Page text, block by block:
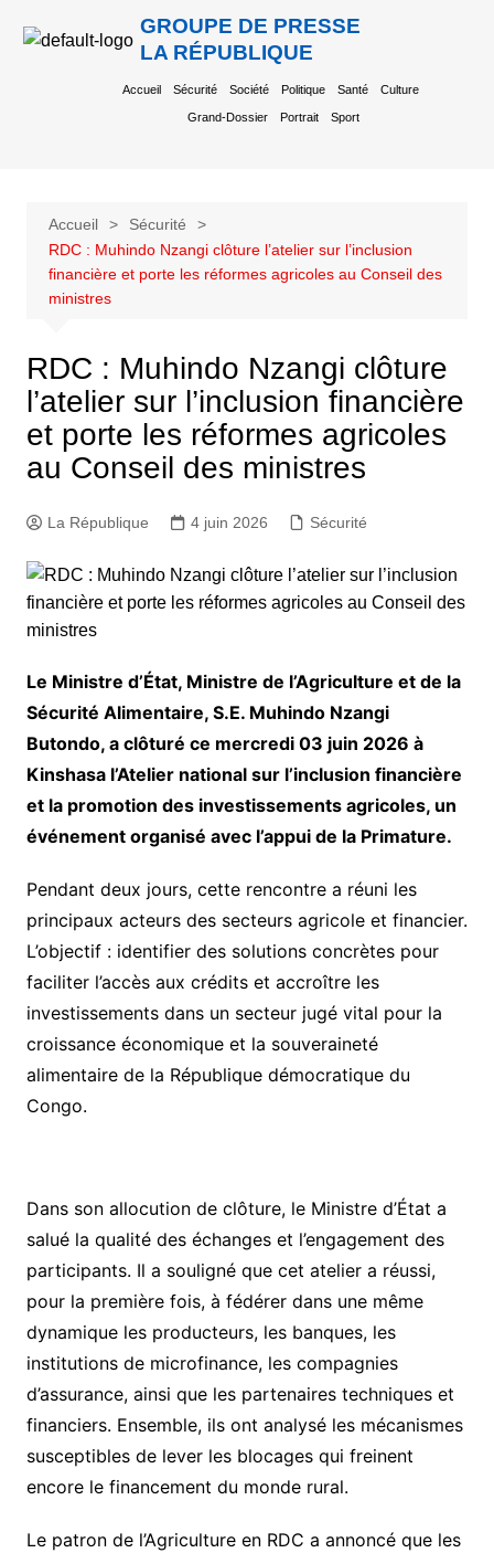
GROUPE DE PRESSE
LA RÉPUBLIQUE
Accueil Sécurité Société Politique Santé Culture
Grand-Dossier Portrait Sport
Accueil
Sécurité
RDC : Muhindo Nzangi clôture l’atelier sur l’inclusion
financière et porte les réformes agricoles au Conseil des
ministres
RDC : Muhindo Nzangi clôture
l’atelier sur l’inclusion financière
et porte les réformes agricoles
au Conseil des ministres
La République 4 juin 2026 Sécurité
Le Ministre d’État, Ministre de l’Agriculture et de la
Sécurité Alimentaire, S.E. Muhindo Nzangi
Butondo, a clôturé ce mercredi 03 juin 2026 à
Kinshasa l’Atelier national sur l’inclusion financière
et la promotion des investissements agricoles, un
événement organisé avec l’appui de la Primature.
​Pendant deux jours, cette rencontre a réuni les
principaux acteurs des secteurs agricole et financier.
L’objectif : identifier des solutions concrètes pour
faciliter l’accès aux crédits et accroître les
investissements dans un secteur jugé vital pour la
croissance économique et la souveraineté
alimentaire de la République démocratique du
Congo.
​Dans son allocution de clôture, le Ministre d’État a
salué la qualité des échanges et l’engagement des
participants. Il a souligné que cet atelier a réussi,
pour la première fois, à fédérer dans une même
dynamique les producteurs, les banques, les
institutions de microfinance, les compagnies
d’assurance, ainsi que les partenaires techniques et
financiers. Ensemble, ils ont analysé les mécanismes
susceptibles de lever les blocages qui freinent
encore le financement du monde rural.
​Le patron de l’Agriculture en RDC a annoncé que les